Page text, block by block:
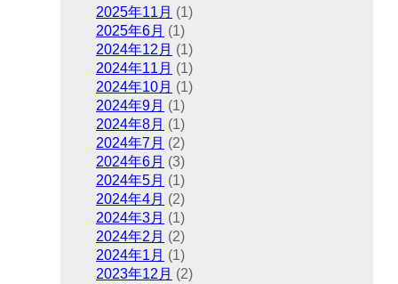
2025年11月 (1)
2025年6月 (1)
2024年12月 (1)
2024年11月 (1)
2024年10月 (1)
2024年9月 (1)
2024年8月 (1)
2024年7月 (2)
2024年6月 (3)
2024年5月 (1)
2024年4月 (2)
2024年3月 (1)
2024年2月 (2)
2024年1月 (1)
2023年12月 (2)